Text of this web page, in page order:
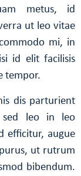
metus, id
ut leo vitae
mi, in
id elit facilisis
tempor.
dis parturient
sed leo in leo
efficitur, augue
ut rutrum
bibendum.